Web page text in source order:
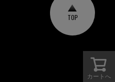
カートへ
TOP